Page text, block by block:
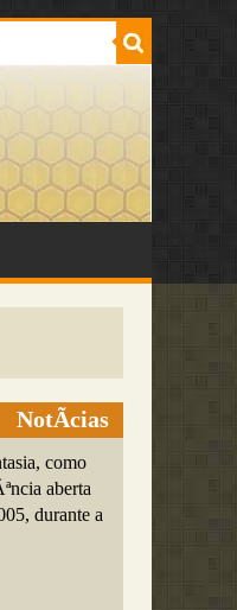
NotÃ­cias
como
aberta
durante a